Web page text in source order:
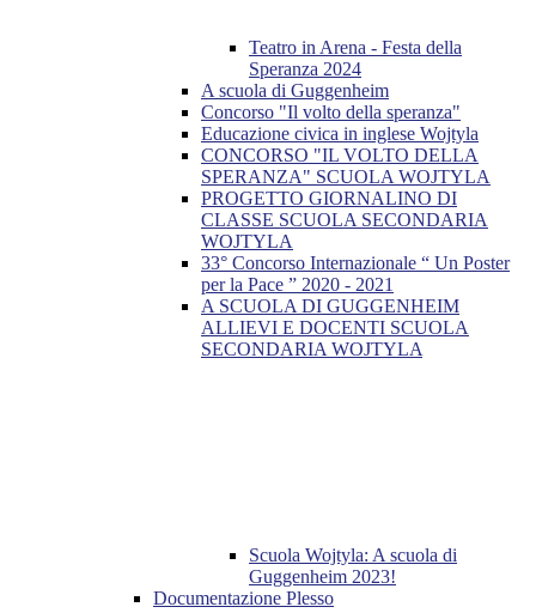
Teatro in Arena - Festa della
Speranza 2024
A scuola di Guggenheim
Concorso "Il volto della speranza"
Educazione civica in inglese Wojtyla
CONCORSO "IL VOLTO DELLA
SPERANZA" SCUOLA WOJTYLA
PROGETTO GIORNALINO DI
CLASSE SCUOLA SECONDARIA
WOJTYLA
33° Concorso Internazionale “ Un Poster
per la Pace ” 2020 - 2021
A SCUOLA DI GUGGENHEIM
ALLIEVI E DOCENTI SCUOLA
SECONDARIA WOJTYLA
Scuola Wojtyla: A scuola di
Guggenheim 2023!
Documentazione Plesso